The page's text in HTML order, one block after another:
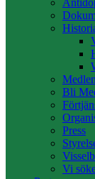
Bli
Press
Vi